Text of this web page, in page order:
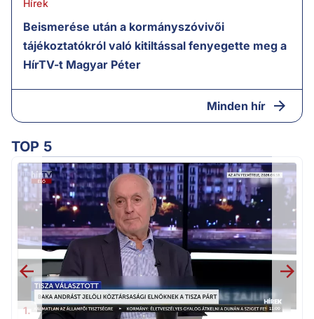
Hírek
Beismerése után a kormányszóvivői
tájékoztatókról való kitiltással fenyegette meg a
HírTV-t Magyar Péter
Minden hír
TOP 5
1.